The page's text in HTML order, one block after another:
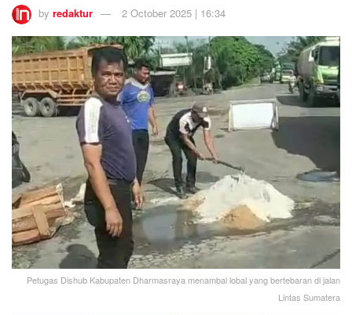
by redaktur 2 October 2025 | 16:34
Petugas Dishub Kabupaten Dharmasraya menambal lobal yang bertebaran di jalan
Lintas Sumatera